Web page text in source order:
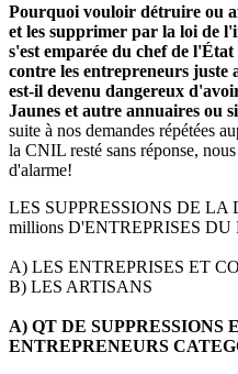
Pourquoi vouloir détruire ou
et les supprimer par la loi de
s'est emparée du chef de
contre les entrepreneurs juste
est-il devenu dangereux
Jaunes et autre annuaires ou
suite à nos demandes répétées
la CNIL resté sans réponse,
d'alarme!
LES SUPPRESSIONS DE
millions D'ENTREPRISES DU
A) LES ENTREPRISES ET
B) LES ARTISANS
A) QT DE SUPPRESSIONS
ENTREPRENEURS